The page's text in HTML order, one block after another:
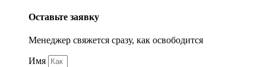
Оставьте заявку
Менеджер свяжется сразу, как освободится
Имя